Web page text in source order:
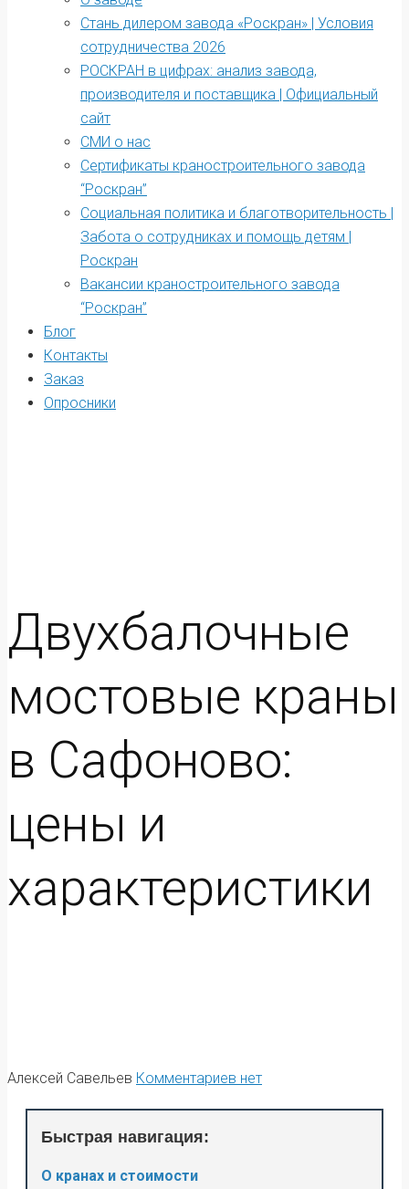
Стань дилером завода «Роскран» | Условия
сотрудничества 2026
РОСКРАН в цифрах: анализ завода,
производителя и поставщика | Официальный
сайт
СМИ о нас
Сертификаты краностроительного завода
“Роскран”
Социальная политика и благотворительность |
Забота о сотрудниках и помощь детям |
Роскран
Вакансии краностроительного завода
“Роскран”
Блог
Контакты
Заказ
Опросники
Двухбалочные
мостовые краны
в Сафоново:
цены и
характеристики
Алексей Савельев Комментариев нет
Быстрая навигация:
О кранах и стоимости